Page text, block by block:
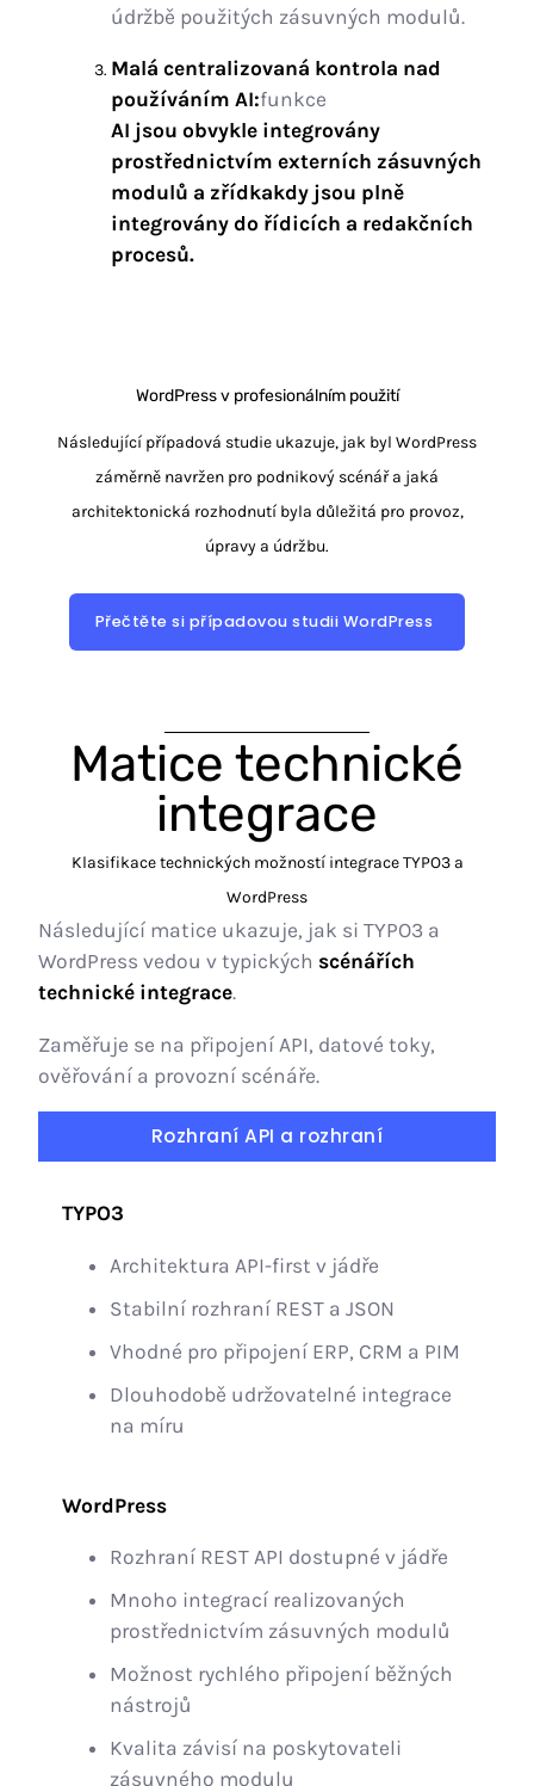
údržbě použitých zásuvných modulů.
Malá centralizovaná kontrola nad
používáním AI:funkce
AI jsou obvykle integrovány
prostřednictvím externích zásuvných
modulů a zřídkakdy jsou plně
integrovány do řídicích a redakčních
procesů.
WordPress v profesionálním použití
Následující případová studie ukazuje, jak byl WordPress
záměrně navržen pro podnikový scénář a jaká
architektonická rozhodnutí byla důležitá pro provoz,
úpravy a údržbu.
Přečtěte si případovou studii WordPress
Matice technické
integrace
Klasifikace technických možností integrace TYPO3 a
WordPress
Následující matice ukazuje, jak si TYPO3 a
WordPress vedou v typických scénářích
technické integrace.
Zaměřuje se na připojení API, datové toky,
ověřování a provozní scénáře.
Rozhraní API a rozhraní
TYPO3
Architektura API-first v jádře
Stabilní rozhraní REST a JSON
Vhodné pro připojení ERP, CRM a PIM
Dlouhodobě udržovatelné integrace
na míru
WordPress
Rozhraní REST API dostupné v jádře
Mnoho integrací realizovaných
prostřednictvím zásuvných modulů
Možnost rychlého připojení běžných
nástrojů
Kvalita závisí na poskytovateli
zásuvného modulu